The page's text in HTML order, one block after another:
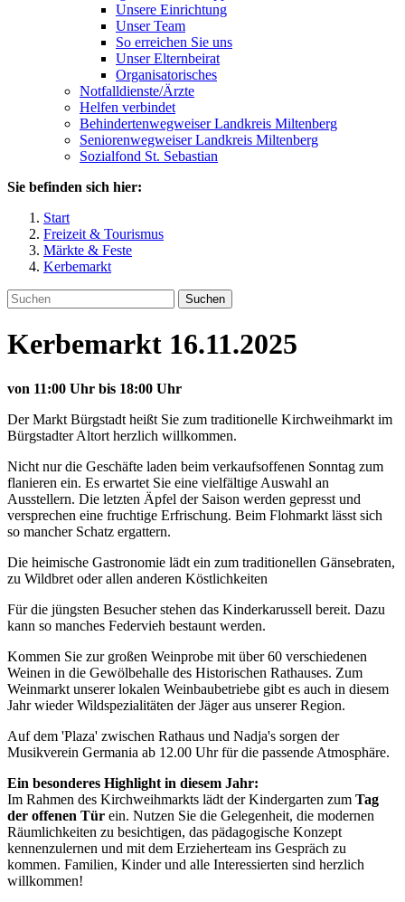
Unsere Einrichtung
Unser Team
So erreichen Sie uns
Unser Elternbeirat
Organisatorisches
Notfalldienste/Ärzte
Helfen verbindet
Behindertenwegweiser Landkreis Miltenberg
Seniorenwegweiser Landkreis Miltenberg
Sozialfond St. Sebastian
Sie befinden sich hier:
Start
Freizeit & Tourismus
Märkte & Feste
Kerbemarkt
Suchen
Kerbemarkt 16.11.2025
von 11:00 Uhr bis 18:00 Uhr
Der Markt Bürgstadt heißt Sie zum traditionelle Kirchweihmarkt im
Bürgstadter Altort herzlich willkommen.
Nicht nur die Geschäfte laden beim verkaufsoffenen Sonntag zum
flanieren ein. Es erwartet Sie eine vielfältige Auswahl an
Ausstellern. Die letzten Äpfel der Saison werden gepresst und
versprechen eine fruchtige Erfrischung. Beim Flohmarkt lässt sich
so mancher Schatz ergattern.
Die heimische Gastronomie lädt ein zum traditionellen Gänsebraten,
zu Wildbret oder allen anderen Köstlichkeiten
Für die jüngsten Besucher stehen das Kinderkarussell bereit. Dazu
kann so manches Federvieh bestaunt werden.
Kommen Sie zur großen Weinprobe mit über 60 verschiedenen
Weinen in die Gewölbehalle des Historischen Rathauses. Zum
Weinmarkt unserer lokalen Weinbaubetriebe gibt es auch in diesem
Jahr wieder Wildspezialitäten der Jäger aus unserer Region.
Auf dem 'Plaza' zwischen Rathaus und Nadja's sorgen der
Musikverein Germania ab 12.00 Uhr für die passende Atmosphäre.
Ein besonderes Highlight in diesem Jahr:
Im Rahmen des Kirchweihmarkts lädt der Kindergarten zum Tag
der offenen Tür ein. Nutzen Sie die Gelegenheit, die modernen
Räumlichkeiten zu besichtigen, das pädagogische Konzept
kennenzulernen und mit dem Erzieherteam ins Gespräch zu
kommen. Familien, Kinder und alle Interessierten sind herzlich
willkommen!